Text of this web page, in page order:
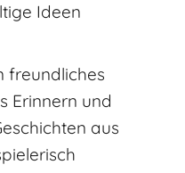
Ideen
freundliches
Erinnern und
aus